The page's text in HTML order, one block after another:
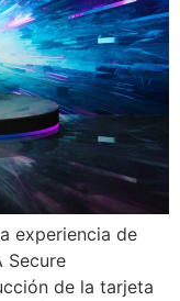
experiencia de
Secure
de la tarjeta